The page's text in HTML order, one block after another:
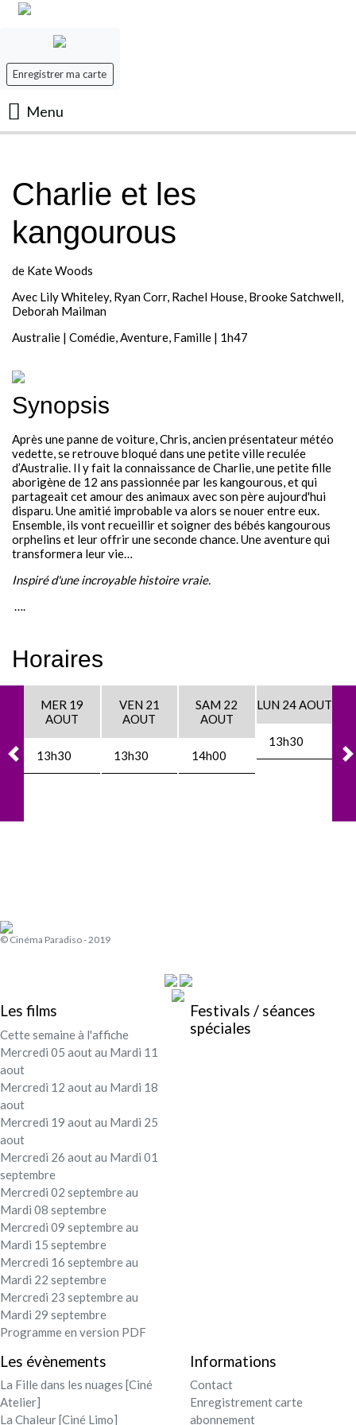
Enregistrer ma carte
Menu
Les Films
Les séances
Contact / Infos
Mon compte
Charlie et les
kangourous
de Kate Woods
Avec Lily Whiteley, Ryan Corr, Rachel House, Brooke Satchwell,
Deborah Mailman
Australie | Comédie, Aventure, Famille | 1h47
Synopsis
Après une panne de voiture, Chris, ancien présentateur météo
vedette, se retrouve bloqué dans une petite ville reculée
d’Australie. Il y fait la connaissance de Charlie, une petite fille
aborigène de 12 ans passionnée par les kangourous, et qui
partageait cet amour des animaux avec son père aujourd'hui
disparu. Une amitié improbable va alors se nouer entre eux.
Ensemble, ils vont recueillir et soigner des bébés kangourous
orphelins et leur offrir une seconde chance. Une aventure qui
transformera leur vie…
Inspiré d'une incroyable histoire vraie.
….
Horaires
MER 19
AOUT
13h30
VEN 21
AOUT
13h30
SAM 22
AOUT
14h00
LUN 24 AOUT
13h30
© Cinéma Paradiso - 2019
Les films
Cette semaine à l'affiche
Mercredi 05 aout au Mardi 11
aout
Mercredi 12 aout au Mardi 18
aout
Mercredi 19 aout au Mardi 25
aout
Mercredi 26 aout au Mardi 01
septembre
Mercredi 02 septembre au
Mardi 08 septembre
Mercredi 09 septembre au
Mardi 15 septembre
Mercredi 16 septembre au
Mardi 22 septembre
Mercredi 23 septembre au
Mardi 29 septembre
Programme en version PDF
Festivals / séances
spéciales
Les évènements
La Fille dans les nuages [Ciné
Atelier]
La Chaleur [Ciné Limo]
Informations
Contact
Enregistrement carte
abonnement